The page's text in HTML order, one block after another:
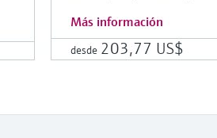
Más información
desde 203,77 US$